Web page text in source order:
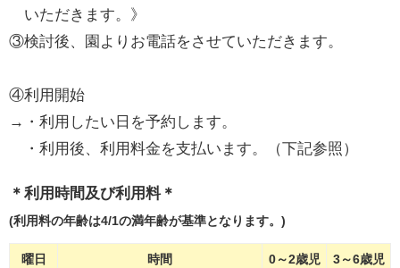
いただきます。》
③検討後、園よりお電話をさせていただきます。
④利用開始
→・利用したい日を予約します。
・利用後、利用料金を支払います。（下記参照）
＊利用時間及び利用料＊
(利用料の年齢は4/1の満年齢が基準となります。)
曜日 時間 0～2歳児 3～6歳児